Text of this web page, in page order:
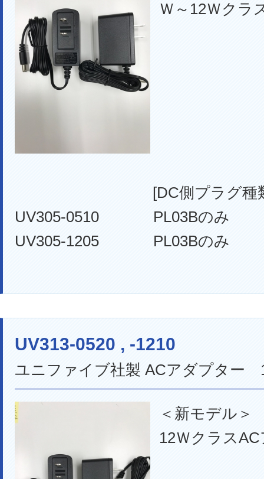
Ｗ～12Ｗクラ
[DC側プラグ種
UV305-0510 PL03Bのみ
UV305-1205 PL03Bのみ
UV313-0520 , -1210
ユニファイブ社製 ACアダプター
＜新モデル
12Ｗクラス